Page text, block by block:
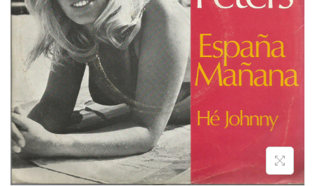
i
e
d